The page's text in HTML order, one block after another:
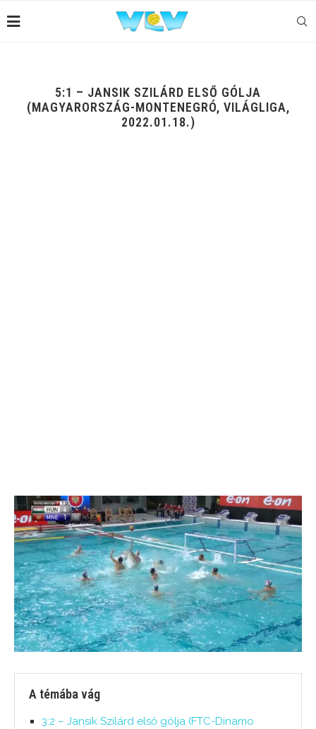
5:1 – JANSIK SZILÁRD ELSŐ GÓLJA
(MAGYARORSZÁG-MONTENEGRÓ, VILÁGLIGA,
2022.01.18.)
A témába vág
3:2 – Jansik Szilárd első gólja (FTC-Dinamo